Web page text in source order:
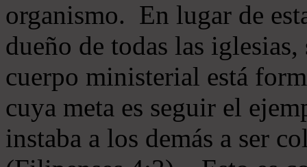
organismo. En lugar de
dueño de todas las
cuerpo ministerial está
cuya meta es seguir el
instaba a los demás a ser